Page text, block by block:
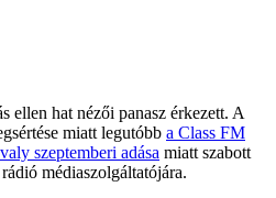
ellen hat nézői panasz érkezett. A
miatt legutóbb a Class FM
szeptemberi adása miatt szabott
médiaszolgáltatójára.